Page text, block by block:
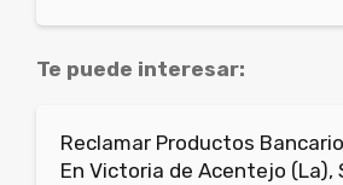
Te puede interesar:
Reclamar Productos
En Victoria de Acentejo (La),